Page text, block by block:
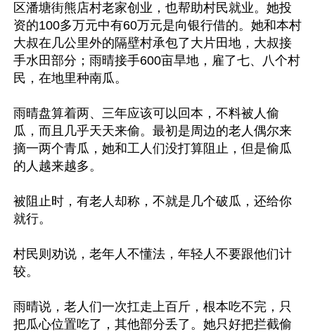
区潘塘街熊店村老家创业，也帮助村民就业。她投
资的100多万元中有60万元是向银行借的。她和本村
大叔在几公里外的隔壁村承包了大片田地，大叔接
手水田部分；雨晴接手600亩旱地，雇了七、八个村
民，在地里种南瓜。
雨晴盘算着两、三年应该可以回本，不料被人偷
瓜，而且几乎天天来偷。最初是周边的老人偶尔来
摘一两个青瓜，她和工人们没打算阻止，但是偷瓜
的人越来越多。
被阻止时，有老人却称，不就是几个破瓜，还给你
就行。
村民则劝说，老年人不懂法，年轻人不要跟他们计
较。
雨晴说，老人们一次扛走上百斤，根本吃不完，只
把瓜心位置吃了，其他部分丢了。她只好把拦截偷